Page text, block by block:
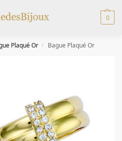
0
Plaqué Or / Bague Plaqué Or